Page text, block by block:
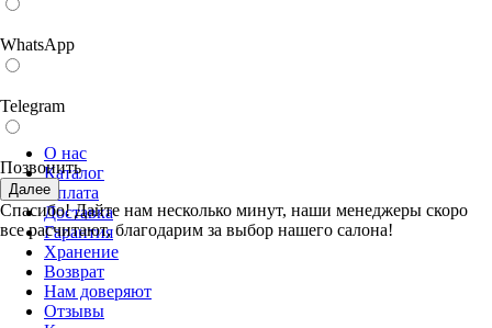
Казань, ул. Габдуллы Тукая, д.5
+7 (917) 292-00-67
О нас
Каталог
Оплата
Доставка
Гарантия
Хранение
Возврат
Нам доверяют
Отзывы
WhatsApp
Telegram
Позвонить
Спасибо! Дайте нам несколько минут, наши менеджеры скоро
все расчитают, благодарим за выбор нашего салона!